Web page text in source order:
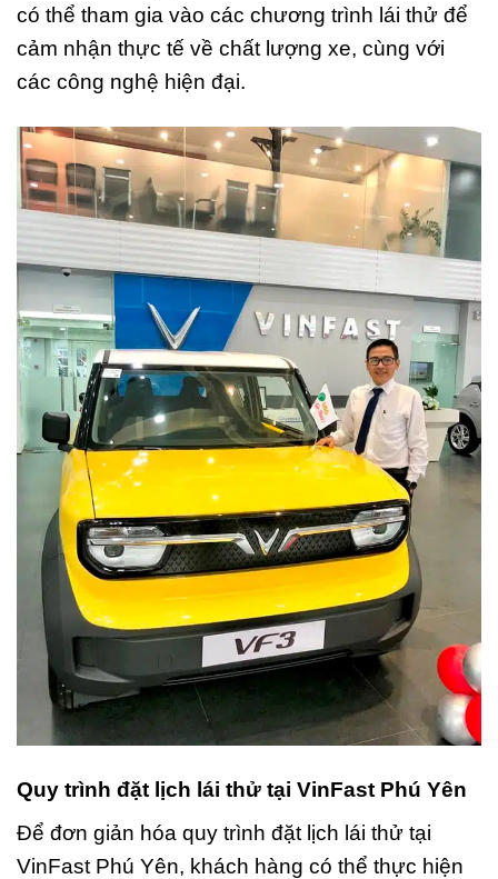
có thể tham gia vào các chương trình lái thử để
cảm nhận thực tế về chất lượng xe, cùng với
các công nghệ hiện đại.
Quy trình đặt lịch lái thử tại VinFast Phú Yên
Để đơn giản hóa quy trình đặt lịch lái thử tại
VinFast Phú Yên, khách hàng có thể thực hiện